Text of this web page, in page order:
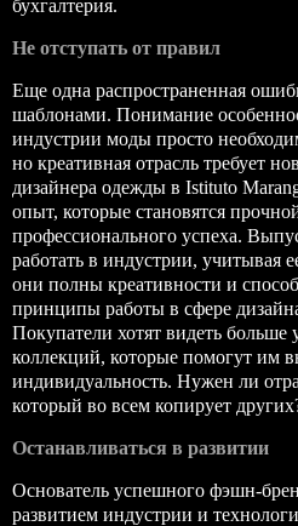
бухгалтерия.
Не отступать от правил
Еще одна распространенная
шаблонами. Понимание
индустрии моды просто
но креативная отрасль требует
дизайнера одежды в Istituto
опыт, которые становятся
профессионального успеха.
работать в индустрии, учитывая
они полны креативности и
принципы работы в сфере
Покупатели хотят видеть
коллекций, которые помогут им
индивидуальность. Нужен ли
который во всем копирует
Останавливаться в развитии
Основатель успешного фэшн-
развитием индустрии и